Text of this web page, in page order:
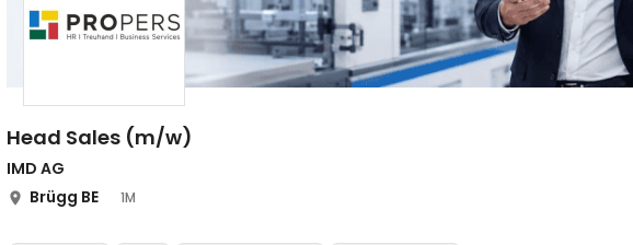
Head Sales (m/w)
IMD AG
Brügg BE
1M